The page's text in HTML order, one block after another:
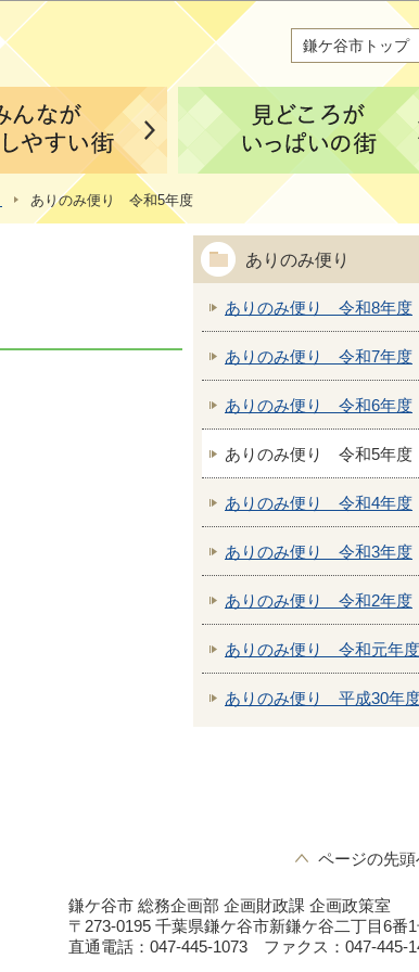
鎌ケ谷市トップ
ありのみ便り 令和5年度
ありのみ便り
ありのみ便り 令和8年度
ありのみ便り 令和7年度
ありのみ便り 令和6年度
ありのみ便り 令和5年度
ありのみ便り 令和4年度
ありのみ便り 令和3年度
ありのみ便り 令和2年度
ありのみ便り 令和元年度
ありのみ便り 平成30年
ページの先頭
鎌ケ谷市 総務企画部 企画財政課 企画政策室
〒273-0195 千葉県鎌ケ谷市新鎌ケ谷二丁目6番
直通電話：047-445-1073 ファクス：047-445-